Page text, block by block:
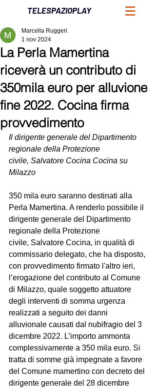
TELESPAZIOPLAY
La Perla Mamertina
riceverà un contributo di
350mila euro per alluvione
fine 2022. Cocina firma
provvedimento
Marcella Ruggeri
1 nov 2024
Il dirigente generale del Dipartimento
regionale della Protezione
civile, Salvatore Cocina Cocina su
Milazzo
350 mila euro saranno destinati alla
Perla Mamertina. A renderlo possibile il
dirigente generale del Dipartimento
regionale della Protezione
civile, Salvatore Cocina, in qualità di
commissario delegato, che ha disposto,
con provvedimento firmato l'altro ieri,
l’erogazione del contributo al Comune
di Milazzo, quale soggetto attuatore
degli interventi di somma urgenza
realizzati a seguito dei danni
alluvionale causati dal nubifragio del 3
dicembre 2022. L’importo ammonta
complessivamente a 350 mila euro. Si
tratta di somme già impegnate a favore
del Comune mamertino con decreto del
dirigente generale del 28 dicembre